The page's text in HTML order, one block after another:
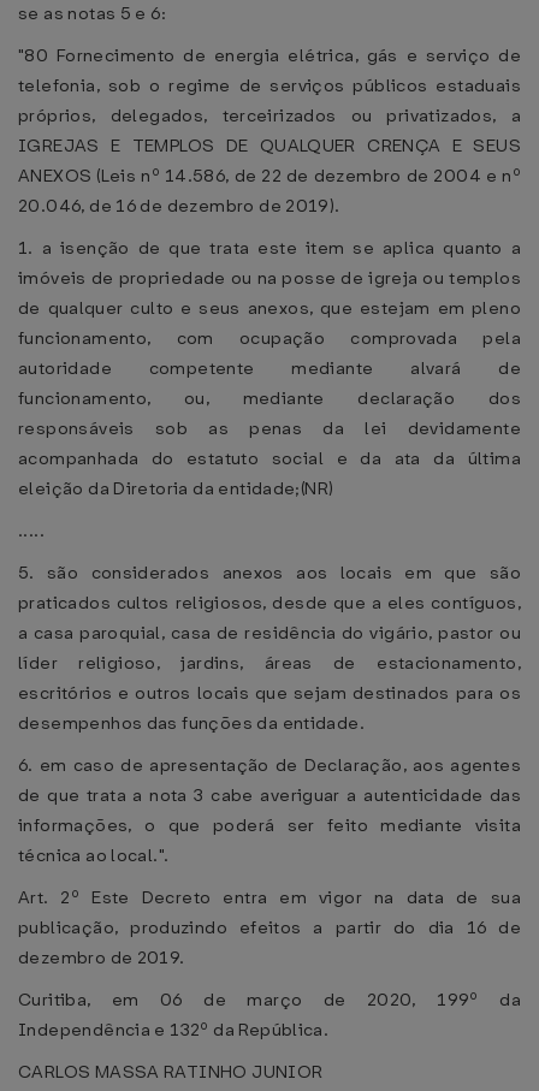
se as notas 5 e 6:
"80 Fornecimento de energia elétrica, gás e serviço de
telefonia, sob o regime de serviços públicos estaduais
próprios, delegados, terceirizados ou privatizados, a
IGREJAS E TEMPLOS DE QUALQUER CRENÇA E SEUS
ANEXOS (Leis nº 14.586, de 22 de dezembro de 2004 e nº
20.046, de 16 de dezembro de 2019).
1. a isenção de que trata este item se aplica quanto a
imóveis de propriedade ou na posse de igreja ou templos
de qualquer culto e seus anexos, que estejam em pleno
funcionamento, com ocupação comprovada pela
autoridade competente mediante alvará de
funcionamento, ou, mediante declaração dos
responsáveis sob as penas da lei devidamente
acompanhada do estatuto social e da ata da última
eleição da Diretoria da entidade;(NR)
.....
5. são considerados anexos aos locais em que são
praticados cultos religiosos, desde que a eles contíguos,
a casa paroquial, casa de residência do vigário, pastor ou
líder religioso, jardins, áreas de estacionamento,
escritórios e outros locais que sejam destinados para os
desempenhos das funções da entidade.
6. em caso de apresentação de Declaração, aos agentes
de que trata a nota 3 cabe averiguar a autenticidade das
informações, o que poderá ser feito mediante visita
técnica ao local.".
Art. 2º Este Decreto entra em vigor na data de sua
publicação, produzindo efeitos a partir do dia 16 de
dezembro de 2019.
Curitiba, em 06 de março de 2020, 199º da
Independência e 132º da República.
CARLOS MASSA RATINHO JUNIOR